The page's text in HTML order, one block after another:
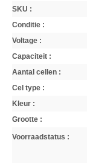
SKU :
Conditie :
Voltage :
Capaciteit :
Aantal cellen :
Cel type :
Kleur :
Grootte :
Voorraadstatus :